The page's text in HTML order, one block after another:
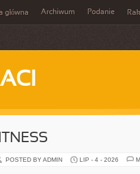
główna Archiwum Podanie
POSTED BY ADMIN LIP - 4 - 2026